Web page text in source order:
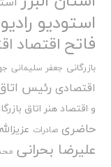
استودیو
فاتح اقتصاد
بازرگانی جعفر سلیمانی
اقتصادی رئیس اتاق
و اقتصاد هنر اتاق
حاضری صادرات
علیرضا بحرانی